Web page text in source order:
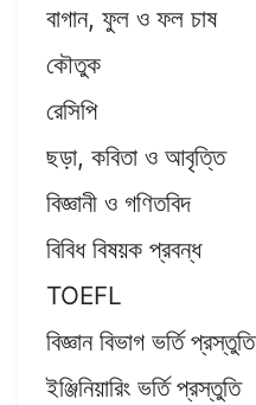
বাগান, ফুল ও ফল চাষ
কৌতুক
রেসিপি
ছড়া, কবিতা ও আবৃত্তি
বিজ্ঞানী ও গণিতবিদ
বিবিধ বিষয়ক প্রবন্ধ
TOEFL
বিজ্ঞান বিভাগ ভর্তি প্রস্তুতি
ইঞ্জিনিয়ারিং ভর্তি প্রস্তুতি